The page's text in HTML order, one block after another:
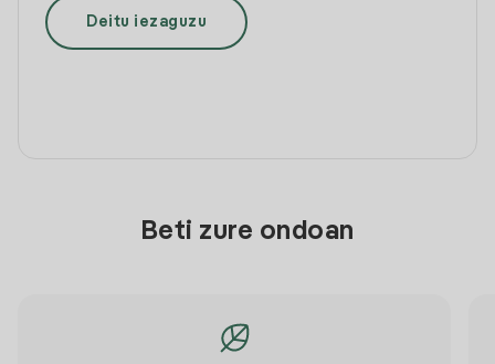
Deitu iezaguzu
Beti zure ondoan